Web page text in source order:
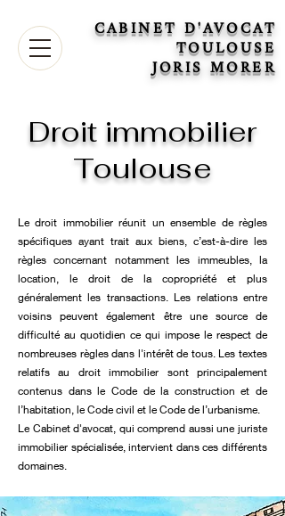
CABINET D'AVOCAT
TOULOUSE
JORIS MORER
Droit immobilier
Toulouse
Le droit immobilier réunit un ensemble de règles
spécifiques ayant trait aux biens, c’est-à-dire les
règles concernant notamment les immeubles, la
location, le droit de la copropriété et plus
généralement les transactions. Les relations entre
voisins peuvent également être une source de
difficulté au quotidien ce qui impose le respect de
nombreuses règles dans l'intérêt de tous. ​​Les textes
relatifs au droit immobilier sont principalement
contenus dans le Code de la construction et de
l’habitation, le Code civil et le Code de l’urbanisme.
Le Cabinet d'avocat, qui comprend aussi une juriste
immobilier spécialisée, intervient dans ces différents
domaines.